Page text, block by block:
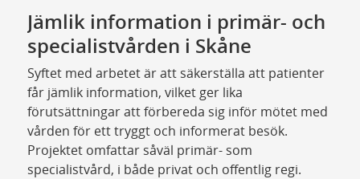
Jämlik information i primär- och
specialistvården i Skåne
Syftet med arbetet är att säkerställa att patienter
får jämlik information, vilket ger lika
förutsättningar att förbereda sig inför mötet med
vården för ett tryggt och informerat besök.
Projektet omfattar såväl primär- som
specialistvård, i både privat och offentlig regi.